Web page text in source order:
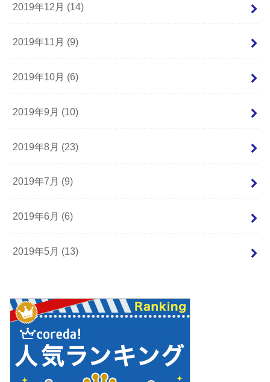
2019年12月 (14)
2019年11月 (9)
2019年10月 (6)
2019年9月 (10)
2019年8月 (23)
2019年7月 (9)
2019年6月 (6)
2019年5月 (13)